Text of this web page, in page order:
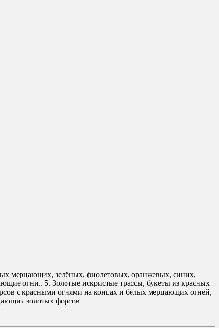
мерцающих, зелёных, фиолетовых, оранжевых, синих,
огни.. 5. Золотые искристые трассы, букеты из красных
с красными огнями на концах и белых мерцающих огней,
золотых форсов.